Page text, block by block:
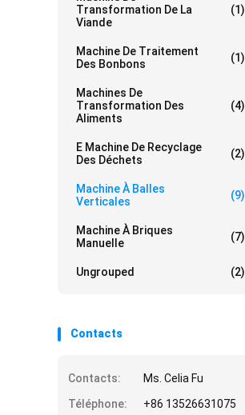
Transformation De La
Viande
(1)
Machine De Traitement
Des Bonbons
(1)
Machines De
Transformation Des
Aliments
(4)
E Machine De Recyclage
Des Déchets
(2)
Machine À Balles
Verticales
(9)
Machine À Briques
Manuelle
(7)
Ungrouped (2)
Contacts
Contacts:
Ms. Celia Fu
Téléphone:
+86 13526631075